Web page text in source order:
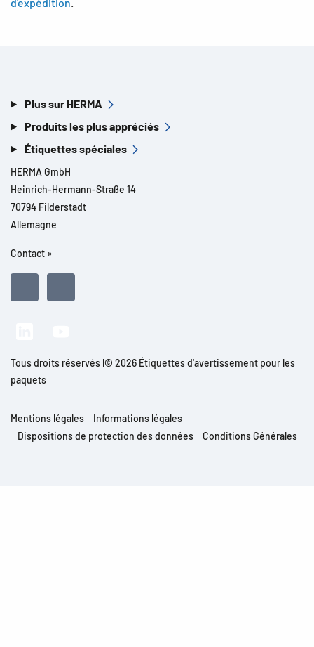
Plus sur HERMA
Produits les plus appréciés
Étiquettes spéciales
HERMA GmbH
Heinrich-Hermann-Straße 14
70794 Filderstadt
Allemagne
Contact »
Tous droits réservés l© 2026 Étiquettes d'avertissement pour les
paquets
Mentions légales
Informations légales
Dispositions de protection des données
Conditions Générales